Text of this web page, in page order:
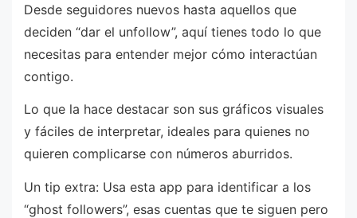
Desde seguidores nuevos hasta aquellos que
deciden “dar el unfollow”, aquí tienes todo lo que
necesitas para entender mejor cómo interactúan
contigo.
Lo que la hace destacar son sus gráficos visuales
y fáciles de interpretar, ideales para quienes no
quieren complicarse con números aburridos.
Un tip extra: Usa esta app para identificar a los
“ghost followers”, esas cuentas que te siguen pero